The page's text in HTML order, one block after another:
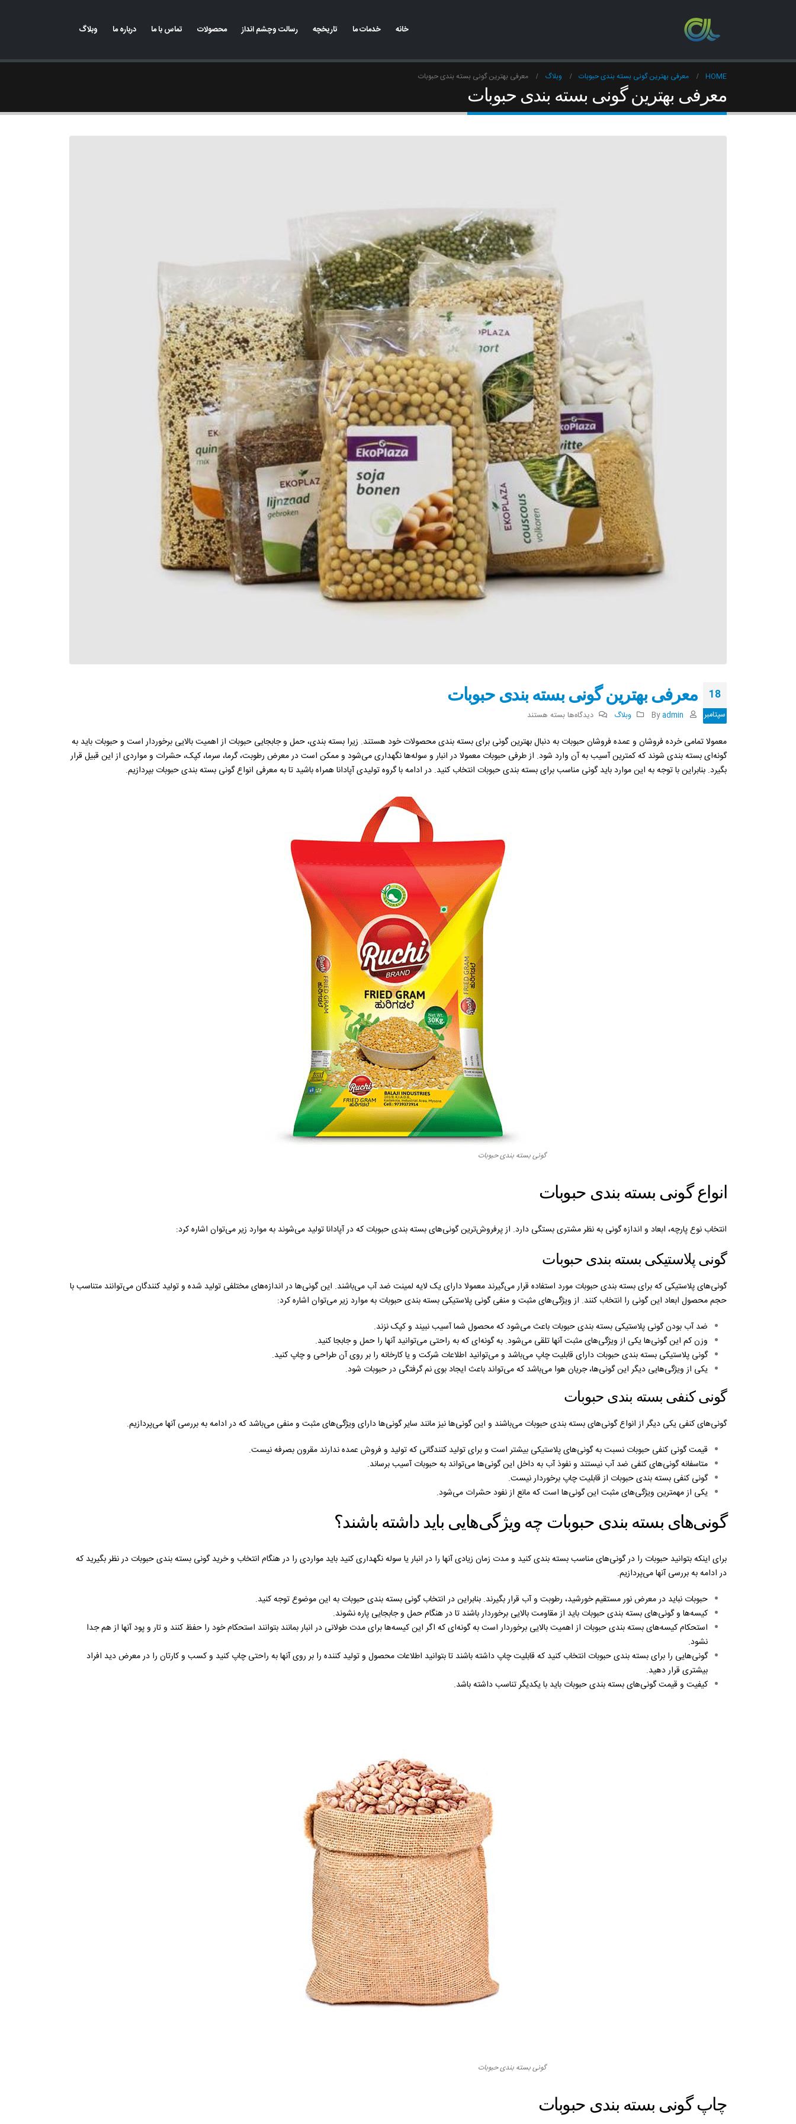
خانه خدمات ما تاریخچه رسالت وچشم انداز محصولات تماس با ما درباره ما وبلاگ
HOME معرفی بهترین گونی بسته بندی حبوبات وبلاگ معرفی بهترین گونی بسته بندی حبوبات
معرفی بهترین گونی بسته بندی حبوبات
18
سپتامبر
معرفی بهترین گونی بسته بندی حبوبات
Byadmin وبلاگ دیدگاه‌هابرای
بهترین
گونی
بسته
بسته هستند
معمولا تمامی خرده فروشان و عمده فروشان حبوبات به دنبال بهترین گونی برای بسته بندی محصولات خود هستند. زیرا بسته بندی، حمل و جابجایی حبوبات از اهمیت بالایی برخوردار است و حبوبات باید به
گونه‌ای بسته بندی شوند که کمترین آسیب به آن وارد شود. از طرفی حبوبات معمولا در انبار و سوله‌ها نگهداری می‌شود و ممکن است در معرض رطوبت، گرما، سرما، کپک، حشرات و مواردی از این قبیل قرار
بگیرد. بنابراین با توجه به این موارد باید گونی مناسب برای بسته بندی حبوبات انتخاب کنید. در ادامه با گروه تولیدی آپادانا همراه باشید تا به معرفی انواع گونی بسته بندی حبوبات بپردازیم.
گونی بسته بندی حبوبات
انواع گونی بسته بندی حبوبات
انتخاب نوع پارچه، ابعاد و اندازه‌ گونی به نظر مشتری بستگی دارد. از پرفروش‌ترین گونی‌های بسته بندی حبوبات که در آپادانا تولید می‌شوند به موارد زیر می‌توان اشاره کرد:
گونی پلاستیکی بسته بندی حبوبات
گونی‌های پلاستیکی که برای بسته بندی حبوبات مورد استفاده قرار می‌گیرند معمولا دارای یک لایه لمینت ضد آب می‌باشند. این گونی‌ها در اندازه‌های مختلفی تولید شده و تولید کنندگان می‌توانند متناسب با
حجم محصول ابعاد این گونی را انتخاب کنند. از ویژگی‌های مثبت و منفی گونی پلاستیکی بسته بندی حبوبات به موارد زیر می‌توان اشاره کرد:
ضد آب بودن گونی پلاستیکی بسته بندی حبوبات باعث می‌شود که محصول شما آسیب نبیند و کپک نزند.
وزن کم این گونی‌ها یکی از ویژگی‌های مثبت آنها تلقی می‌شود. به گونه‌ای که به راحتی می‌توانید آنها را حمل و جابجا کنید.
گونی پلاستیکی بسته بندی حبوبات دارای قابلیت چاپ می‌باشد و می‌توانید اطلاعات شرکت و یا کارخانه را بر روی آن طراحی و چاپ کنید.
یکی از ویژگی‌هایی دیگر این گونی‌ها، جریان هوا می‌باشد که می‌تواند باعث ایجاد بوی نم گرفتگی در حبوبات شود.
گونی کنفی بسته بندی حبوبات
گونی‌های کنفی یکی دیگر از انواع گونی‌های بسته بندی حبوبات می‌باشند و این گونی‌ها نیز مانند سایر گونی‌ها دارای ویژگی‌های مثبت و منفی می‌باشد که در ادامه به بررسی آنها می‌پردازیم.
قیمت گونی کنفی حبوبات نسبت به گونی‌های پلاستیکی بیشتر است و برای تولید کنندگانی که تولید و فروش عمده ندارند مقرون بصرفه نیست.
متاسفانه گونی‌های کنفی ضد آب نیستند و نفوذ آب به داخل این گونی‌ها می‌تواند به حبوبات آسیب برساند.
گونی کنفی بسته بندی حبوبات از قابلیت چاپ برخوردار نیست.
یکی از مهمترین ویژگی‌های مثبت این گونی‌ها است که مانع از نفود حشرات می‌شود.
گونی‌های بسته بندی حبوبات چه ویژگی‌هایی باید داشته باشند؟
برای اینکه بتوانید حبوبات را در گونی‌های مناسب بسته بندی کنید و مدت زمان زیادی آنها را در انبار یا سوله نگهداری کنید باید مواردی را در هنگام انتخاب و خرید گونی بسته بندی حبوبات در نظر بگیرید که
در ادامه به بررسی آنها می‌پردازیم.
حبوبات نباید در معرض نور مستقیم خورشید، رطوبت و آب قرار بگیرند. بنابراین در انتخاب گونی بسته بندی حبوبات به این موضوع توجه کنید.
کیسه‌ها و گونی‌های بسته بندی حبوبات باید از مقاومت بالایی برخوردار باشند تا در هنگام حمل و جابجایی پاره نشوند.
استحکام کیسه‌های بسته بندی حبوبات از اهمیت بالایی برخوردار است به گونه‌ای که اگر این کیسه‌ها برای مدت طولانی در انبار بمانند بتوانند استحکام خود را حفظ کنند و تار و پود آنها از هم جدا
نشود.
گونی‌هایی را برای بسته بندی حبوبات انتخاب کنید که قابلیت چاپ داشته باشند تا بتوانید اطلاعات محصول و تولید کننده را بر روی آنها به راحتی چاپ کنید و کسب و کارتان را در معرض دید افراد
بیشتری قرار دهید.
کیفیت و قیمت گونی‌های بسته بندی حبوبات باید با یکدیگر تناسب داشته باشد.
گونی بسته بندی حبوبات
چاپ گونی بسته بندی حبوبات